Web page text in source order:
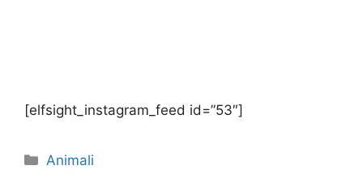
[elfsight_instagram_feed id=”53″]
Categorie
Animali